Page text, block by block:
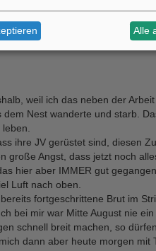
weil ich das neben der
Nest wanderte und starb.
ihre JV gerüstet sind, diesen
große Angst, dass jetzt noch
hier aber IMMER gut
Luft nach oben.
fortgeschrittene Brut im
bei mir war Mitte August nie ein
schnell breit machen, so
dann aber heute morgen mit
Alle